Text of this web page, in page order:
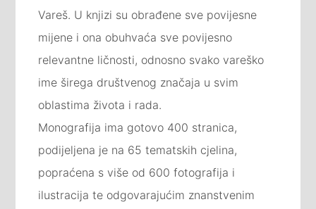
Vareš. U knjizi su obrađene sve povijesne
mijene i ona obuhvaća sve povijesno
relevantne ličnosti, odnosno svako vareško
ime širega društvenog značaja u svim
oblastima života i rada.
Monografija ima gotovo 400 stranica,
podijeljena je na 65 tematskih cjelina,
popraćena s više od 600 fotografija i
ilustracija te odgovarajućim znanstvenim